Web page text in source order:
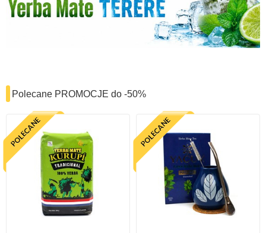
Polecane PROMOCJE do -50%